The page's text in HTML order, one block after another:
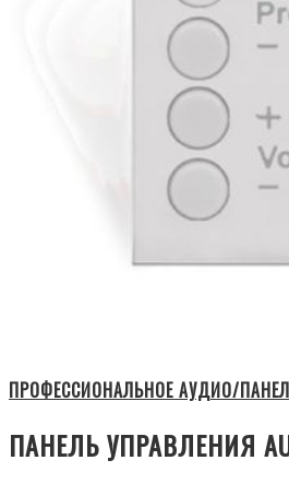
ПРОФЕССИОНАЛЬНОЕ АУДИО/
ПАНЕЛЬ УПРАВЛЕНИЯ